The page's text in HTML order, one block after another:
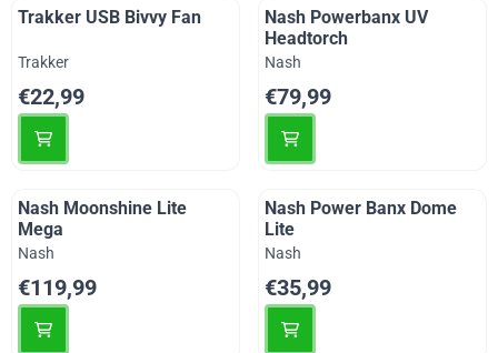
Trakker USB Bivvy Fan
Merk:
Trakker
Prijs: 22,99
€22,99
Nash Powerbanx UV
Headtorch
Merk:
Nash
Prijs: 79,99
€79,99
Nash Moonshine Lite
Mega
Merk:
Nash
Prijs: 119,99
€119,99
Nash Power Banx Dome
Lite
Merk:
Nash
Prijs: 35,99
€35,99